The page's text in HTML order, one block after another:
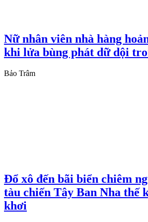
Nữ nhân viên nhà hàng
khi lửa bùng phát dữ dội
Bảo Trâm
Đổ xô đến bãi biển chiêm
tàu chiến Tây Ban Nha thế
khơi